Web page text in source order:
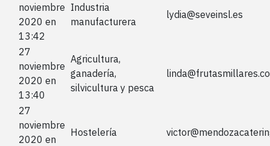
noviembre
2020 en
13:42
Industria
manufacturera
lydia@seveinsl.es
27
noviembre
2020 en
13:40
Agricultura,
ganadería,
silvicultura y pesca
27
noviembre
2020 en
Hostelería